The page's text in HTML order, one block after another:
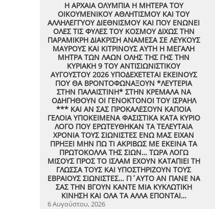
Η ΑΡΧΑΙΑ ΟΛΥΜΠΙΑ Η ΜΗΤΕΡΑ ΤΟΥ
ΟΙΚΟΥΜΕΝΙΚΟΥ ΑΘΛΗΤΙΣΜΟΥ ΚΑΙ ΤΟΥ
ΑΛΛΗΛΕΓΓΥΟΥ ΔΙΕΘΝΙΣΜΟΥ ΚΑΙ ΠΟΥ ΕΝΩΝΕΙ
ΟΛΕΣ ΤΙΣ ΦΥΛΕΣ ΤΟΥ ΚΟΣΜΟΥ ΔΙΧΩΣ ΤΗΝ
ΠΑΡΑΜΙΚΡΗ ΔΙΑΚΡΙΣΗ ΑΝΑΜΕΣΑ ΣΕ ΛΕΥΚΟΥΣ
ΜΑΥΡΟΥΣ ΚΑΙ ΚΙΤΡΙΝΟΥΣ ΑΥΤΗ Η ΜΕΓΑΛΗ
ΜΗΤΡΑ ΤΩΝ ΛΑΩΝ ΟΛΗΣ ΤΗΣ ΓΗΣ ΤΗΝ
ΚΥΡΙΑΚΗ 9 ΤΟΥ ΑΝΤΙΣΙΩΝΙΣΤΙΚΟΥ
ΑΥΓΟΥΣΤΟΥ 2026 ΥΠΟΔΕΧΕΤΕΤΑΙ ΕΚΕΙΝΟΥΣ
ΠΟΥ ΘΑ ΒΡΟΝΤΟΦΩΝΑΞΟΥΝ *ΛΕΥΤΕΡΙΑ
ΣΤΗΝ ΠΑΛΑΙΣΤΙΝΗ* ΣΤΗΝ ΚΡΕΜΑΛΑ ΝΑ
ΟΔΗΓΗΘΟΥΝ ΟΙ ΓΕΝΟΚΤΟΝΟΙ ΤΟΥ ΙΣΡΑΗΛ
*** ΚΑΙ ΑΝ ΣΑΣ ΠΡΟΚΑΛΕΣΟΥΝ ΚΑΠΟΙΑ
ΓΕΛΟΙΑ ΥΠΟΚΕΙΜΕΝΑ ΦΑΣΙΣΤΙΚΑ ΚΑΤΑ ΚΥΡΙΟ
ΛΟΓΟ ΠΟΥ ΕΡΩΤΕΥΘΗΚΑΝ ΤΑ ΤΕΛΕΥΤΑΙΑ
ΧΡΟΝΙΑ ΤΟΥΣ ΣΙΩΝΙΣΤΕΣ ΕΝΩ ΜΑΣ ΕΙΧΑΝ
ΠΡΗΞΕΙ ΜΗΝ ΠΩ ΤΙ ΑΚΡΙΒΩΣ ΜΕ ΕΚΕΙΝΑ ΤΑ
ΠΡΩΤΟΚΟΛΛΑ ΤΗΣ ΣΙΩΝ… ΤΩΡΑ ΛΟΓΩ
ΜΙΣΟΥΣ ΠΡΟΣ ΤΟ ΙΣΛΑΜ ΕΧΟΥΝ ΚΑΤΑΠΙΕΙ ΤΗ
ΓΛΩΣΣΑ ΤΟΥΣ ΚΑΙ ΥΠΟΣΤΗΡΙΖΟΥΝ ΤΟΥΣ
ΕΒΡΑΙΟΥΣ ΣΙΩΝΙΣΤΕΣ… ΓΙ΄ΑΥΤΟ ΑΝ ΠΑΝΕ ΝΑ
ΣΑΣ ΤΗΝ ΒΓΟΥΝ ΚΑΝΤΕ ΜΙΑ ΚΥΚΛΩΤΙΚΗ
ΚΙΝΗΣΗ ΚΑΙ ΟΛΑ ΤΑ ΑΛΛΑ ΕΠΟΝΤΑΙ…
6 Αυγούστου, 2026